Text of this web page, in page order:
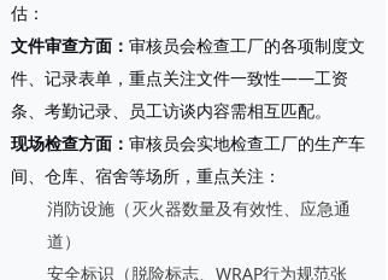
估：
文件审查方面 ： 审核员会检查工厂的各项制度文
件、记录表单，重点关注文件一致性——工资
条、考勤记录、员工访谈内容需相互匹配。
现场检查方面 ： 审核员会实地检查工厂的生产车
间、仓库、宿舍等场所，重点关注：
消防设施（灭火器数量及有效性、应急通
道）
安全标识（脱险标志、WRAP行为规范张